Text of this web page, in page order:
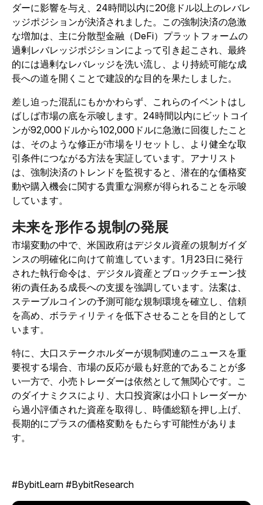
ダーに影響を与え、24時間以内に20億ドル以上のレバレ
ッジポジションが決済されました。この強制決済の急激
な増加は、主に分散型金融（DeFi）プラットフォームの
過剰レバレッジポジションによって引き起こされ、最終
的には過剰なレバレッジを洗い流し、より持続可能な成
長への道を開くことで建設的な目的を果たしました。
差し迫った混乱にもかかわらず、これらのイベントはし
ばしば市場の底を示唆します。24時間以内にビットコイ
ンが92,000ドルから102,000ドルに急激に回復したこと
は、そのような修正が市場をリセットし、より健全な取
引条件につながる方法を実証しています。アナリスト
は、強制決済のトレンドを監視すると、潜在的な価格変
動や購入機会に関する貴重な洞察が得られることを示唆
しています。
未来を形作る規制の発展
市場変動の中で、米国政府はデジタル資産の規制ガイダ
ンスの明確化に向けて前進しています。1月23日に発行
された執行命令は、デジタル資産とブロックチェーン技
術の責任ある成長への支援を強調しています。法案は、
ステーブルコインの予測可能な規制環境を確立し、信頼
を高め、ボラティリティを低下させることを目的として
います。
特に、大口ステークホルダーが規制関連のニュースを重
要視する場合、市場の反応が最も好意的であることが多
い一方で、小売トレーダーは依然として無関心です。こ
のダイナミクスにより、大口投資家は小口トレーダーか
ら過小評価された資産を取得し、時価総額を押し上げ、
長期的にプラスの価格変動をもたらす可能性がありま
す。
#BybitLearn #BybitResearch